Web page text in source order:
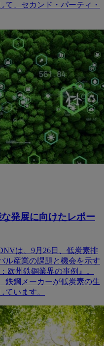
て、セカンド・パーティ・
発展に向けたレポー
は、9月26日、低炭素排
ル産業の課題と機会を示す
欧州鉄鋼業界の事例』。
鉄鋼メーカーが低炭素の生
ています。